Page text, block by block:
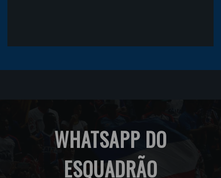
WHATSAPP DO
ESQUADRÃO